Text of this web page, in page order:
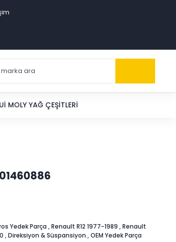
MOLY YAĞ ÇEŞITLERI
Yedek Parça ,Renault R12 1977-1989 ,Renault
,Direksiyon & Süspansiyon ,OEM Yedek Parça